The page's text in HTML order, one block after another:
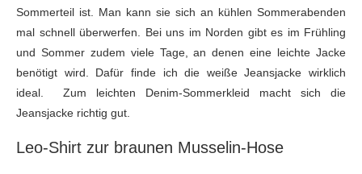
Sommerteil ist. Man kann sie sich an kühlen Sommerabenden
mal schnell überwerfen. Bei uns im Norden gibt es im Frühling
und Sommer zudem viele Tage, an denen eine leichte Jacke
benötigt wird. Dafür finde ich die weiße Jeansjacke wirklich
ideal. Zum leichten Denim-Sommerkleid macht sich die
Jeansjacke richtig gut.
Leo-Shirt zur braunen Musselin-Hose